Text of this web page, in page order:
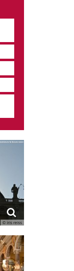
© iris reiss